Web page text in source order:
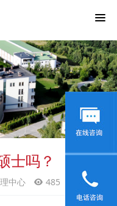
士吗？
中心 485